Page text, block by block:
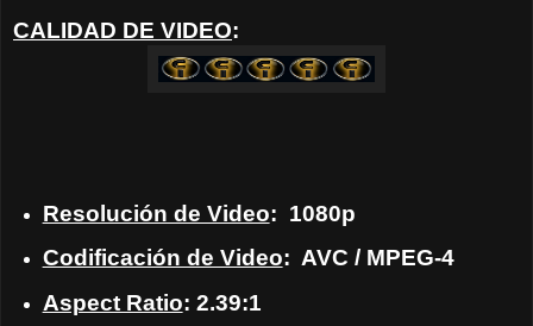
CALIDAD DE VIDEO:
Resolución de Video: 1080p
Codificación de Video: AVC / MPEG-4
Aspect Ratio: 2.39:1